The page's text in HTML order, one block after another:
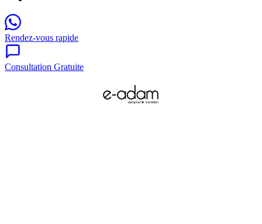
Rendez-vous rapide
Consultation Gratuite